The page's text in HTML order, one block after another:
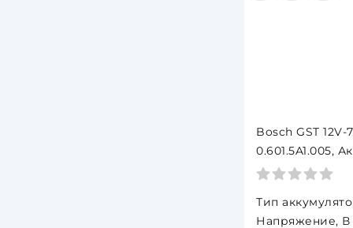
Bosch GST 12V-
0.601.5A1.005,
лобзиковые 12 В
Тип
Напряжение, В